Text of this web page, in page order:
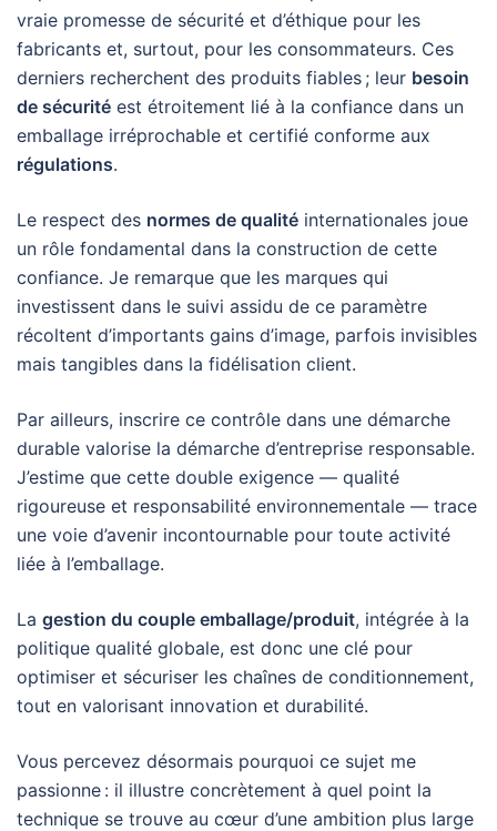
vraie promesse de sécurité et d’éthique pour les
fabricants et, surtout, pour les consommateurs. Ces
derniers recherchent des produits fiables ; leur besoin
de sécurité est étroitement lié à la confiance dans un
emballage irréprochable et certifié conforme aux
régulations.
Le respect des normes de qualité internationales joue
un rôle fondamental dans la construction de cette
confiance. Je remarque que les marques qui
investissent dans le suivi assidu de ce paramètre
récoltent d’importants gains d’image, parfois invisibles
mais tangibles dans la fidélisation client.
Par ailleurs, inscrire ce contrôle dans une démarche
durable valorise la démarche d’entreprise responsable.
J’estime que cette double exigence — qualité
rigoureuse et responsabilité environnementale — trace
une voie d’avenir incontournable pour toute activité
liée à l’emballage.
La gestion du couple emballage/produit, intégrée à la
politique qualité globale, est donc une clé pour
optimiser et sécuriser les chaînes de conditionnement,
tout en valorisant innovation et durabilité.
Vous percevez désormais pourquoi ce sujet me
passionne : il illustre concrètement à quel point la
technique se trouve au cœur d’une ambition plus large